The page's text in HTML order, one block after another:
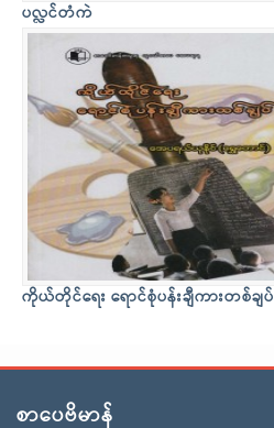
ပလ္လင်တံကဲ
ကိုယ်တိုင်ရေး ရောင်စုံပန်းချီကားတစ်ချပ်
စာပေဗိမာန်